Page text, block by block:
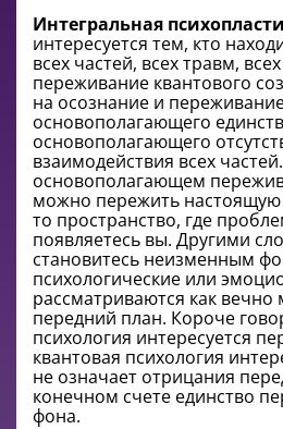
Интегральная
интересуется тем, кто
всех частей, всех травм,
переживание квантового
на осознание и
основополагающего
основополагающего
взаимодействия всех
основополагающем
можно пережить настоящую
то пространство, где
появляетесь вы. Другими
становитесь неизменным
психологические или
рассматриваются как
передний план. Короче
психология интересуется
квантовая психология
не означает отрицания
конечном счете единство
фона.